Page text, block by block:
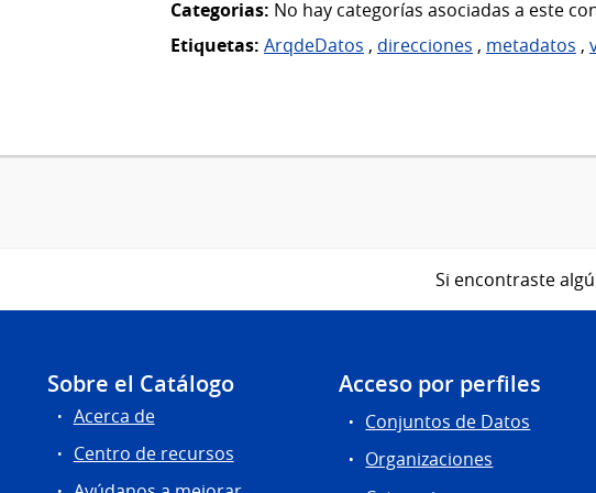
Categorias: No hay categorías asociadas a este
Etiquetas: ArqdeDatos , direcciones , metadatos ,
Si encontraste
Sobre el Catálogo
Acerca de
Centro de recursos
Acceso por perfiles
Conjuntos de Datos
Organizaciones